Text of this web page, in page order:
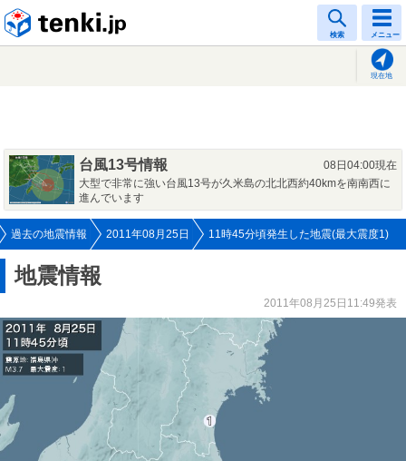
検索 メニュー
現在地
台風13号情報
08日04:00現在
大型で非常に強い台風13号が久米島の北北西約40kmを南南西に
進んでいます
過去の地震情報 2011年08月25日 11時45分頃発生した地震(最大震度1)
地震情報
2011年08月25日11:49発表